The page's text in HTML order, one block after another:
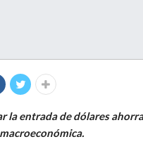
la entrada de dólares